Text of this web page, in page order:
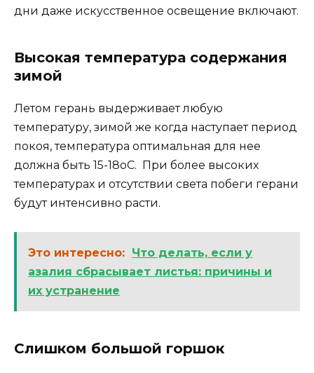
дни даже искусственное освещение включают.
Высокая температура содержания
зимой
Летом герань выдерживает любую
температуру, зимой же когда наступает период
покоя, температура оптимальная для нее
должна быть 15-18оС. При более высоких
температурах и отсутствии света побеги герани
будут интенсивно расти.
Это интересно: Что делать, если у
азалия сбрасывает листья: причины и
их устранение
Слишком большой горшок